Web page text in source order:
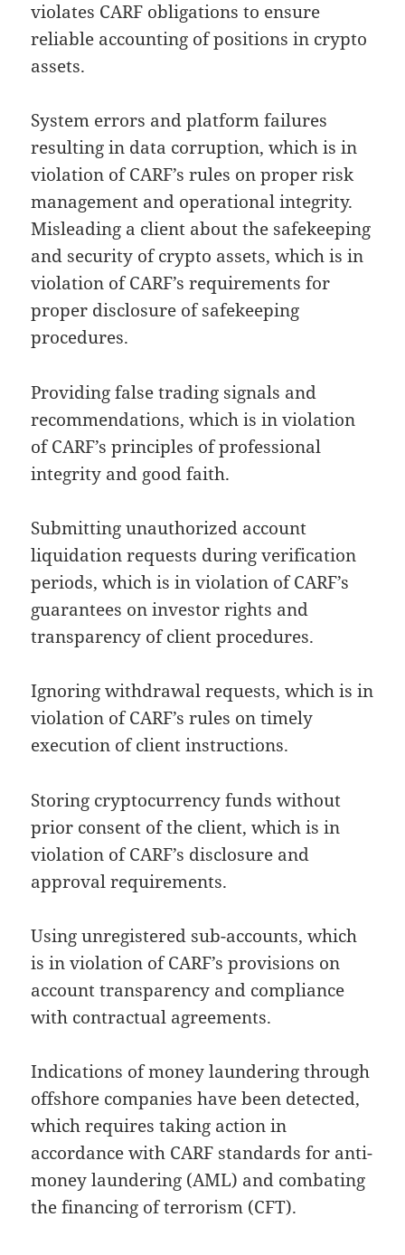
violates CARF obligations to ensure
reliable accounting of positions in crypto
assets.
System errors and platform failures
resulting in data corruption, which is in
violation of CARF’s rules on proper risk
management and operational integrity.
Misleading a client about the safekeeping
and security of crypto assets, which is in
violation of CARF’s requirements for
proper disclosure of safekeeping
procedures.
Providing false trading signals and
recommendations, which is in violation
of CARF’s principles of professional
integrity and good faith.
Submitting unauthorized account
liquidation requests during verification
periods, which is in violation of CARF’s
guarantees on investor rights and
transparency of client procedures.
Ignoring withdrawal requests, which is in
violation of CARF’s rules on timely
execution of client instructions.
Storing cryptocurrency funds without
prior consent of the client, which is in
violation of CARF’s disclosure and
approval requirements.
Using unregistered sub-accounts, which
is in violation of CARF’s provisions on
account transparency and compliance
with contractual agreements.
Indications of money laundering through
offshore companies have been detected,
which requires taking action in
accordance with CARF standards for anti-
money laundering (AML) and combating
the financing of terrorism (CFT).